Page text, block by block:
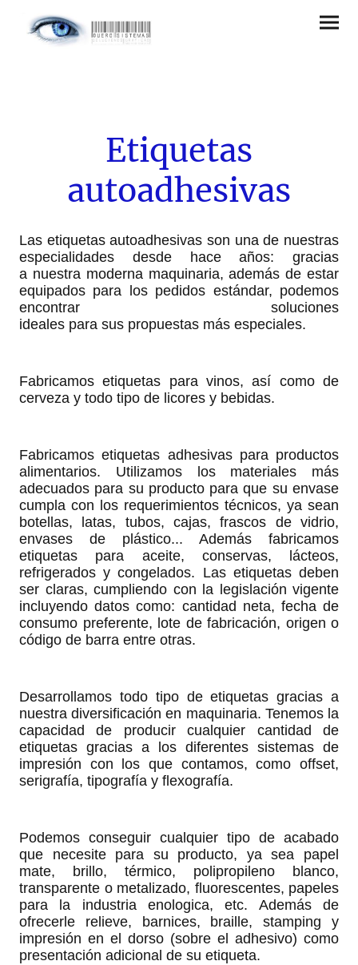
Etiquetas
autoadhesivas
Las etiquetas autoadhesivas son una de nuestras
especialidades desde hace años: gracias
a nuestra moderna maquinaria, además de estar
equipados para los pedidos estándar, podemos
encontrar soluciones
ideales para sus propuestas más especiales.
Fabricamos etiquetas para vinos, así como de
cerveza y todo tipo de licores y bebidas.
Fabricamos etiquetas adhesivas para productos
alimentarios. Utilizamos los materiales más
adecuados para su producto para que su envase
cumpla con los requerimientos técnicos, ya sean
botellas, latas, tubos, cajas, frascos de vidrio,
envases de plástico... Además fabricamos
etiquetas para aceite, conservas, lácteos,
refrigerados y congelados. Las etiquetas deben
ser claras, cumpliendo con la legislación vigente
incluyendo datos como: cantidad neta, fecha de
consumo preferente, lote de fabricación, origen o
código de barra entre otras.
Desarrollamos todo tipo de etiquetas gracias a
nuestra diversificación en maquinaria. Tenemos la
capacidad de producir cualquier cantidad de
etiquetas gracias a los diferentes sistemas de
impresión con los que contamos, como offset,
serigrafía, tipografía y flexografía.
Podemos conseguir cualquier tipo de acabado
que necesite para su producto, ya sea papel
mate, brillo, térmico, polipropileno blanco,
transparente o metalizado, fluorescentes, papeles
para la industria enologica, etc. Además de
ofrecerle relieve, barnices, braille, stamping y
impresión en el dorso (sobre el adhesivo) como
presentación adicional de su etiqueta.